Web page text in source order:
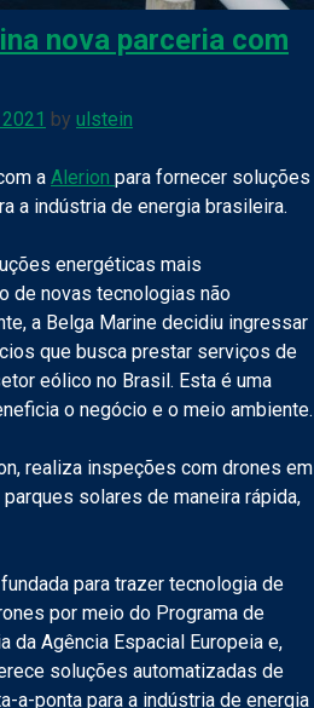
nova parceria com
by ulstein
a Alerion para fornecer soluções
a indústria de energia brasileira.
energéticas mais
de novas tecnologias não
a Belga Marine decidiu ingressar
que busca prestar serviços de
eólico no Brasil. Esta é uma
o negócio e o meio ambiente.
realiza inspeções com drones em
solares de maneira rápida,
para trazer tecnologia de
por meio do Programa de
da Agência Espacial Europeia e,
soluções automatizadas de
a-ponta para a indústria de energia